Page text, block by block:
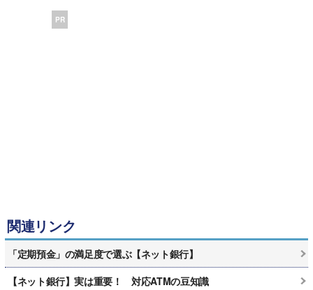
PR
関連リンク
「定期預金」の満足度で選ぶ【ネット銀行】
【ネット銀行】実は重要！ 対応ATMの豆知識